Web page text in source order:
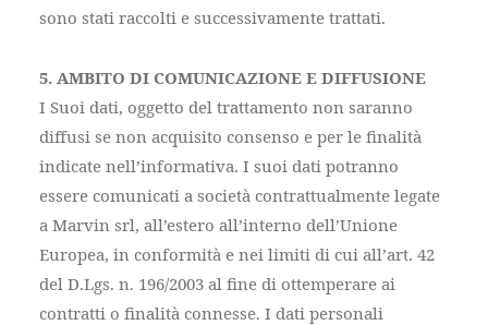
sono stati raccolti e successivamente trattati.
5. AMBITO DI COMUNICAZIONE E DIFFUSIONE
I Suoi dati, oggetto del trattamento non saranno
diffusi se non acquisito consenso e per le finalità
indicate nell’informativa. I suoi dati potranno
essere comunicati a società contrattualmente legate
a Marvin srl, all’estero all’interno dell’Unione
Europea, in conformità e nei limiti di cui all’art. 42
del D.Lgs. n. 196/2003 al fine di ottemperare ai
contratti o finalità connesse. I dati personali